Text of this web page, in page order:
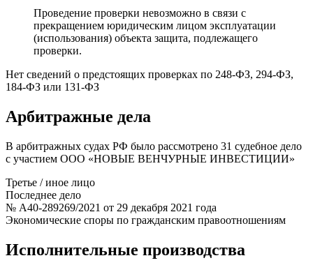
Проведение проверки невозможно в связи с
прекращением юридическим лицом эксплуатации
(использования) объекта защита, подлежащего
проверки.
Нет сведений о предстоящих проверках по 248-ФЗ, 294-ФЗ,
184-ФЗ или 131-ФЗ
Арбитражные дела
В арбитражных судах РФ было рассмотрено 31 судебное дело
с участием ООО «НОВЫЕ ВЕНЧУРНЫЕ ИНВЕСТИЦИИ»
Третье / иное лицо
Последнее дело
№ А40-289269/2021 от 29 декабря 2021 года
Экономические споры по гражданским правоотношениям
Исполнительные производства